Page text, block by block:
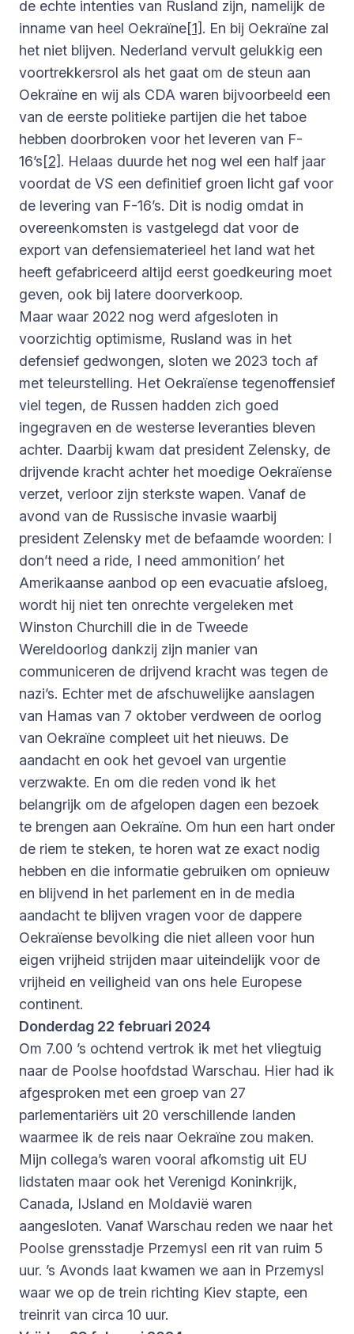
de echte intenties van Rusland zijn, namelijk de
inname van heel Oekraïne[1]. En bij Oekraïne zal
het niet blijven. Nederland vervult gelukkig een
voortrekkersrol als het gaat om de steun aan
Oekraïne en wij als CDA waren bijvoorbeeld een
van de eerste politieke partijen die het taboe
hebben doorbroken voor het leveren van F-
16’s[2]. Helaas duurde het nog wel een half jaar
voordat de VS een definitief groen licht gaf voor
de levering van F-16’s. Dit is nodig omdat in
overeenkomsten is vastgelegd dat voor de
export van defensiematerieel het land wat het
heeft gefabriceerd altijd eerst goedkeuring moet
geven, ook bij latere doorverkoop.
Maar waar 2022 nog werd afgesloten in
voorzichtig optimisme, Rusland was in het
defensief gedwongen, sloten we 2023 toch af
met teleurstelling. Het Oekraïense tegenoffensief
viel tegen, de Russen hadden zich goed
ingegraven en de westerse leveranties bleven
achter. Daarbij kwam dat president Zelensky, de
drijvende kracht achter het moedige Oekraïense
verzet, verloor zijn sterkste wapen. Vanaf de
avond van de Russische invasie waarbij
president Zelensky met de befaamde woorden: I
don’t need a ride, I need ammonition’ het
Amerikaanse aanbod op een evacuatie afsloeg,
wordt hij niet ten onrechte vergeleken met
Winston Churchill die in de Tweede
Wereldoorlog dankzij zijn manier van
communiceren de drijvend kracht was tegen de
nazi’s. Echter met de afschuwelijke aanslagen
van Hamas van 7 oktober verdween de oorlog
van Oekraïne compleet uit het nieuws. De
aandacht en ook het gevoel van urgentie
verzwakte. En om die reden vond ik het
belangrijk om de afgelopen dagen een bezoek
te brengen aan Oekraïne. Om hun een hart onder
de riem te steken, te horen wat ze exact nodig
hebben en die informatie gebruiken om opnieuw
en blijvend in het parlement en in de media
aandacht te blijven vragen voor de dappere
Oekraïense bevolking die niet alleen voor hun
eigen vrijheid strijden maar uiteindelijk voor de
vrijheid en veiligheid van ons hele Europese
continent.
Donderdag 22 februari 2024
Om 7.00 ’s ochtend vertrok ik met het vliegtuig
naar de Poolse hoofdstad Warschau. Hier had ik
afgesproken met een groep van 27
parlementariërs uit 20 verschillende landen
waarmee ik de reis naar Oekraïne zou maken.
Mijn collega’s waren vooral afkomstig uit EU
lidstaten maar ook het Verenigd Koninkrijk,
Canada, IJsland en Moldavië waren
aangesloten. Vanaf Warschau reden we naar het
Poolse grensstadje Przemysl een rit van ruim 5
uur. ’s Avonds laat kwamen we aan in Przemysl
waar we op de trein richting Kiev stapte, een
treinrit van circa 10 uur.